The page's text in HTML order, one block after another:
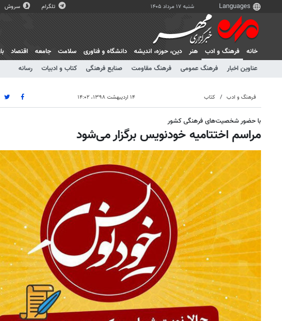
شنبه ۱۷ مرداد ۱۴۰۵ تلگرام سروش
خانه
فرهنگ و ادب
عناوین اخبار
فرهنگ عمومی فرهنگ مقاومت صنایع فرهنگی کتاب و ادبیات رسانه
هنر دين، حوزه، انديشه دانشگاه و فناوری سلامت جامعه اقتصاد
فرهنگ و ادب کتاب ۱۴ اردیبهشت ۱۳۹۸، ۱۴:۰۲
با حضور شخصیت‌های فرهنگی کشور
مراسم اختتامیه خودنویس برگزار می‌شود